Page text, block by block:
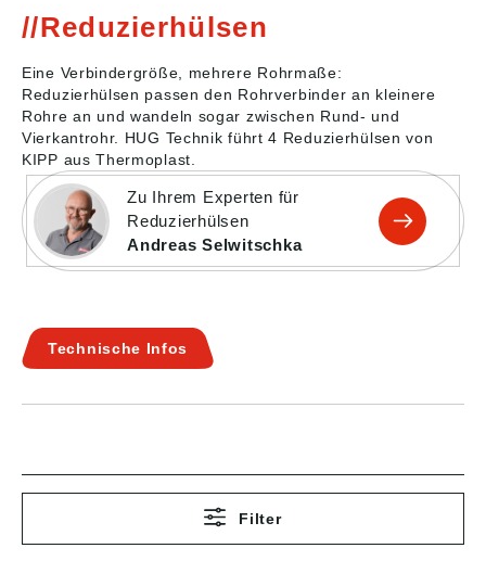
Reduzierhülsen
Eine Verbindergröße, mehrere Rohrmaße:
Reduzierhülsen passen den Rohrverbinder an kleinere
Rohre an und wandeln sogar zwischen Rund- und
Vierkantrohr. HUG Technik führt 4 Reduzierhülsen von
KIPP aus Thermoplast.
Zu Ihrem Experten für
Reduzierhülsen
Andreas Selwitschka
Technische Infos
Filter